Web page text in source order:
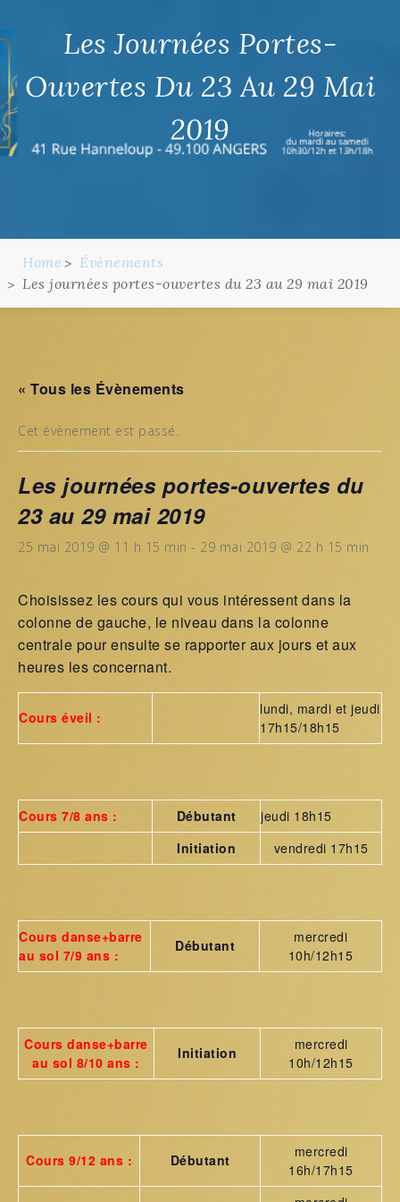
Les Journées Portes-
Ouvertes Du 23 Au 29 Mai
2019
Home
Évènements
Les journées portes-ouvertes du 23 au 29 mai 2019
« Tous les Évènements
Cet évènement est passé.
Les journées portes-ouvertes du
23 au 29 mai 2019
25 mai 2019 @ 11 h 15 min - 29 mai 2019 @ 22 h 15 min
Choisissez les cours qui vous intéressent dans la
colonne de gauche, le niveau dans la colonne
centrale pour ensuite se rapporter aux jours et aux
heures les concernant.
Cours éveil :
lundi, mardi et jeudi
17h15/18h15
Cours 7/8 ans : Débutant
jeudi 18h15
Initiation
vendredi 17h15
Cours danse+barre
au sol 7/9 ans :
Débutant
mercredi
10h/12h15
Cours danse+barre
au sol 8/10 ans :
Initiation
mercredi
10h/12h15
Cours 9/12 ans : Débutant
mercredi
16h/17h15